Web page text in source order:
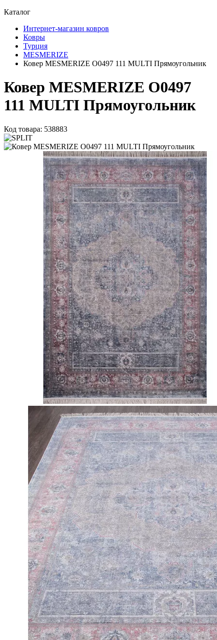
Каталог
Интернет-магазин ковров
Ковры
Турция
MESMERIZE
Ковер MESMERIZE O0497 111 MULTI Прямоугольник
Ковер MESMERIZE O0497
111 MULTI Прямоугольник
Код товара: 538883